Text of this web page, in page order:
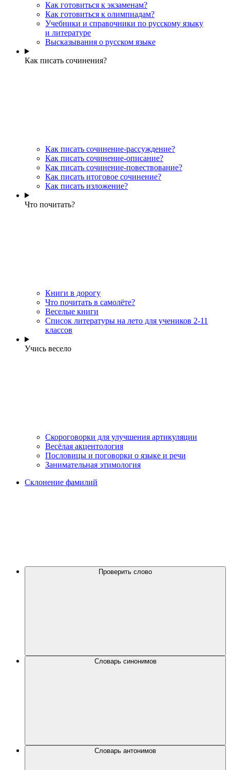
Как готовиться к экзаменам?
Как готовиться к олимпиадам?
Учебники и справочники по русскому языку
и литературе
Высказывания о русском языке
Как писать сочинения?
Как писать сочинение-рассуждение?
Как писать сочинение-описание?
Как писать сочинение-повествование?
Как писать итоговое сочинение?
Как писать изложение?
Что почитать?
Книги в дорогу
Что почитать в самолёте?
Веселые книги
Cписок литературы на лето для учеников 2-11
классов
Учись весело
Скороговорки для улучшения артикуляции
Весёлая акцентология
Пословицы и поговорки о языке и речи
Занимательная этимология
Склонение фамилий
Проверить слово
Словарь синонимов
Словарь антонимов